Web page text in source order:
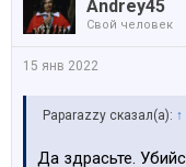
Andrey45
Свой человек
15 янв 2022
Paparazzy сказал(а): ↑
Да здрасьте.